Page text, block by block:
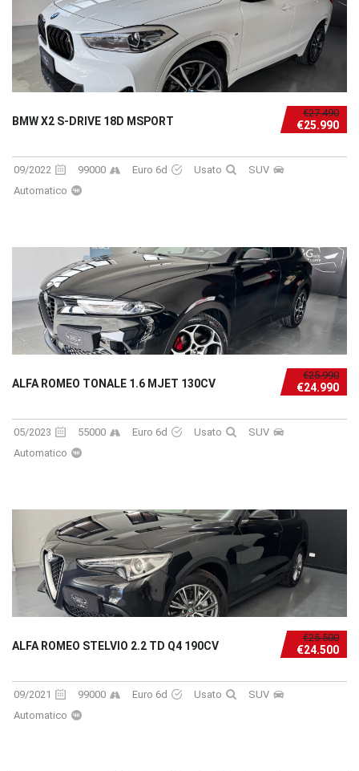
€27.490
€25.990
BMW X2 S-DRIVE 18D MSPORT
09/2022 99000 Euro 6d Usato
SUV
Automatico
€25.990
€24.990
ALFA ROMEO TONALE 1.6 MJET 130CV
05/2023 55000 Euro 6d Usato
SUV
Automatico
€25.500
€24.500
ALFA ROMEO STELVIO 2.2 TD Q4 190CV
09/2021 99000 Euro 6d Usato
SUV
Automatico